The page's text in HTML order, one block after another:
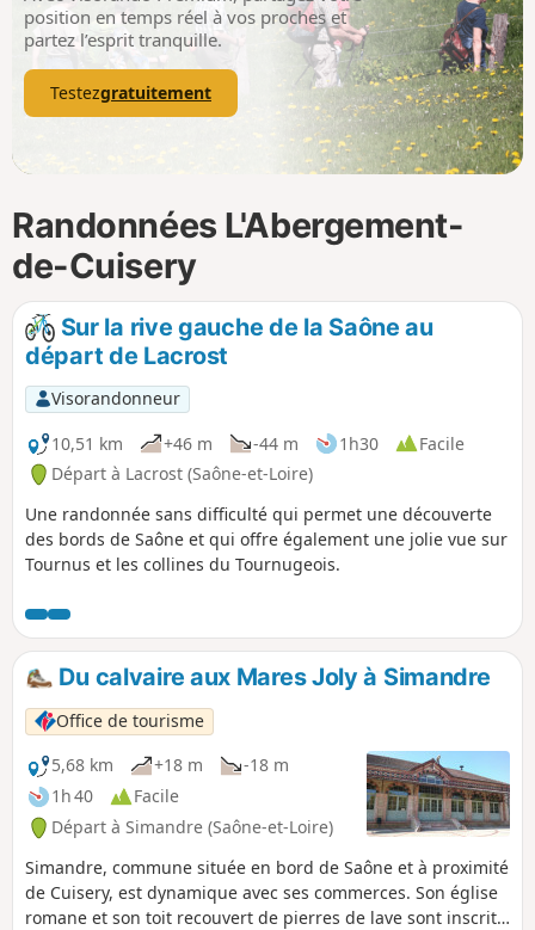
p
position en temps réel à vos proches et
partez l’esprit tranquille.
Testezgratuitement
Randonnées L'Abergement-
de-Cuisery
Sur la rive gauche de la Saône au
départ de Lacrost
Visorandonneur
10,51 km
+46 m -44 m 1h30
Facile
Départ à Lacrost (Saône-et-Loire)
Une randonnée sans difficulté qui permet une découverte
des bords de Saône et qui offre également une jolie vue sur
Tournus et les collines du Tournugeois.
Du calvaire aux Mares Joly à Simandre
Office de tourisme
5,68 km
+18 m
-18 m
1h 40
Facile
Départ à Simandre (Saône-et-Loire)
Simandre, commune située en bord de Saône et à proximité
de Cuisery, est dynamique avec ses commerces. Son église
romane et son toit recouvert de pierres de lave sont inscrits